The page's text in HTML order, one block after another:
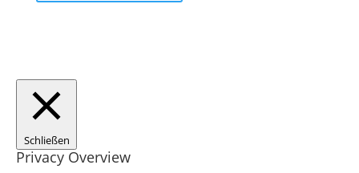
Schließen
Privacy Overview